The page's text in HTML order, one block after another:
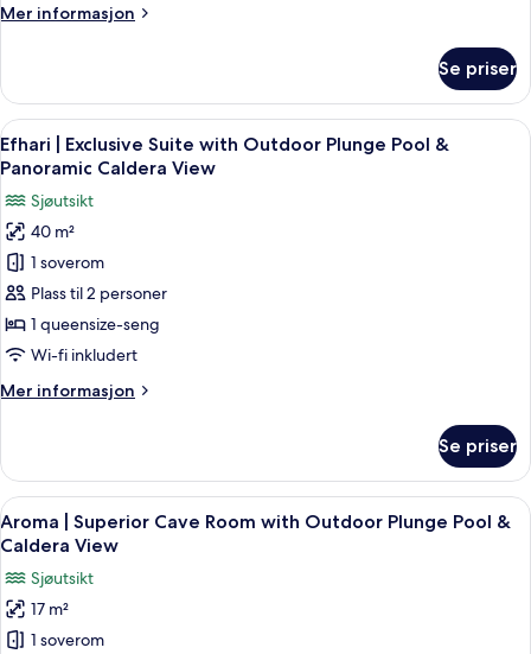
Indoor
Plunge
Pool
&
Caldera
View
Mer informasjon
Mer
|
Exclusive
Cave
Suite
Indoor
&
Outdoor
Plunge
Pool
Caldera
View
Se priser
Åpne
alle
av
Efhari
Exclusive
Suite
with
Plunge
Panoramic
Caldera
View
Efhari | Exclusive Suite with Outdoor
11
Efhari | Exclusive Suite with Outdoor Plunge Pool &
Panoramic Caldera View
Sjøutsikt
40 m²
1 soverom
Plass til 2 personer
1 queensize-seng
Wi-fi inkludert
Mer informasjon
Mer
|
Exclusive
Suite
with
Plunge
Pool
&
Panoramic
Se priser
Åpne
alle
av
Aroma
Aroma | Superior Cave Room with
7
Aroma | Superior Cave Room with Outdoor Plunge Pool &
Caldera View
Sjøutsikt
17 m²
1 soverom